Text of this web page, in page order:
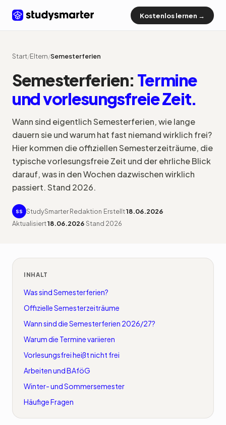
Kostenlos lernen →
Start/Eltern/Semesterferien
Semesterferien: Termine
und vorlesungsfreie Zeit.
Wann sind eigentlich Semesterferien, wie lange
dauern sie und warum hat fast niemand wirklich frei?
Hier kommen die offiziellen Semesterzeiträume, die
typische vorlesungsfreie Zeit und der ehrliche Blick
darauf, was in den Wochen dazwischen wirklich
passiert. Stand 2026.
SS StudySmarter Redaktion·Erstellt18.06.2026·
Aktualisiert18.06.2026·Stand 2026
INHALT
Was sind Semesterferien?
Offizielle Semesterzeiträume
Wann sind die Semesterferien 2026/27?
Warum die Termine variieren
Vorlesungsfrei heißt nicht frei
Arbeiten und BAföG
Winter- und Sommersemester
Häufige Fragen